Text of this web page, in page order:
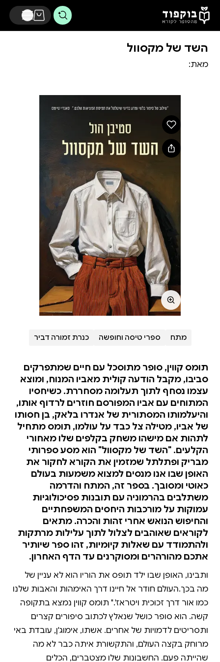
דלג לתוכן הראשי
השד של מקסוול‏
מאת:
מתח ספרי טיסה וחופשה כנרת זמורה דביר
תומס קווין, סופר מתוסכל עם חיים שמתפרקים
סביבו, מקבל הודעה קולית מאביו המנוח, ומוצא
עצמו נסחף לתוך תעלומה מסחררת. כשיחסיו
המתוחים עם אביו המפורסם חוזרים לרדוף אותו,
והיעלמותו המסתורית של אנדרו בלאק, בן חסותו
של אביו, מטילה צל כבד על עולמו, תומס מתחיל
לתהות אם מישהו משחק בקלפים שלו מאחורי
הקלעים. "השד של מקסוול" הוא מסע ספרותי
מבריק ופתלתל שמזמין את הקורא לחקור את
האופן שבו אנו מנסים למצוא משמעות בעולם
כאוטי ומסובך. בספר זה, המתח והדרמה
משתלבים בהרמוניה עם תובנות פסיכולוגיות
עמוקות על מורכבות היחסים המשפחתיים
והחיפוש הנואש אחרי זהות והכרה. מתאים
לקוראים שאוהבים לצלול לתוך עלילות מרתקות
ולהתמודד עם שאלות קיומיות, זהו ספר שיותיר
אתכם מהורהרים ומסוקרנים עד הדף האחרון.
ותבינו, האופן שבו ילד תופס את הוריו הוא לא עניין של
מה בכך.העולם חודר אל חיינו דרך האימהות והאבות שלנו
כמו אור דרך זכוכית ויטראז'." תומס קווין נמצא בתקופה
קשה. הוא סופר כושל שנאלץ לכתוב סיפורים קצרים
ותסריטים לדמויות של אחרים. אשתו, אימוג'ן, עובדת באי
מרוחק בקצה העולם, והתקשורת איתה כבר לא מה
שהייתה פעם. החשבונות שלו מצטברים, הכלים